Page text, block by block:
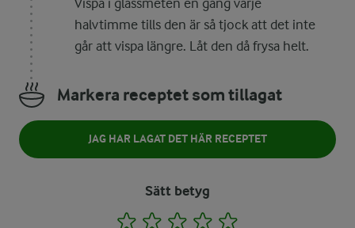
Vispa i glassmeten en gång varje
halvtimme tills den är så tjock att det inte
går att vispa längre. Låt den då frysa helt.
Markera receptet som tillagat
JAG HAR LAGAT DET HÄR RECEPTET
Sätt betyg
1 2 3 4